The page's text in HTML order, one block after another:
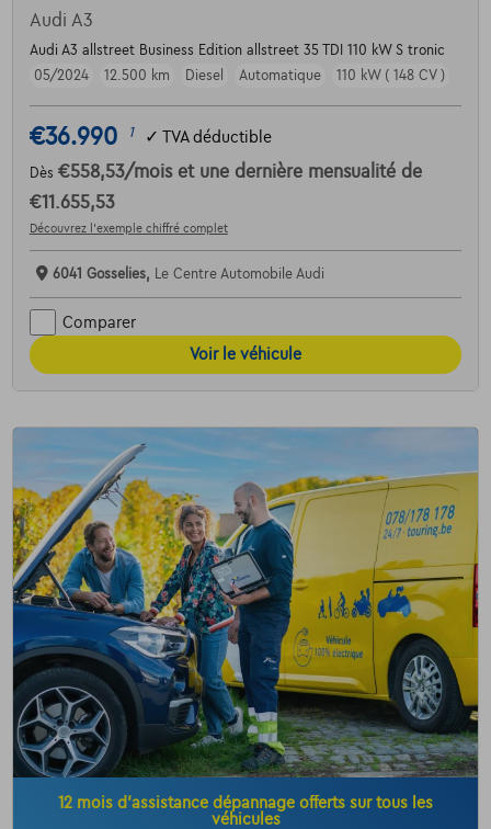
Audi A3
Audi A3 allstreet Business Edition allstreet 35 TDI 110 kW S tronic
05/2024
12.500 km Diesel Automatique 110 kW ( 148 CV )
€36.990 1 ✓ TVA déductible
Dès €558,53/mois et une dernière mensualité de
€11.655,53
Découvrez l’exemple chiffré complet
6041 Gosselies, Le Centre Automobile Audi
Comparer
Voir le véhicule
12 mois d’assistance dépannage offerts sur tous les
véhicules